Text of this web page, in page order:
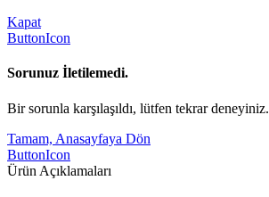
Kapat
ButtonIcon
Sorunuz İletilemedi.
Bir sorunla karşılaşıldı, lütfen tekrar deneyiniz.
Tamam, Anasayfaya Dön
ButtonIcon
Ürün Açıklamaları